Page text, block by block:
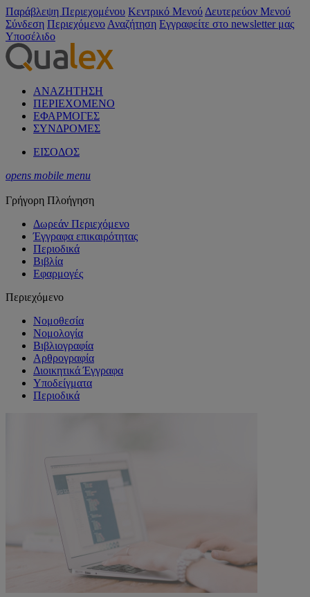
Παράβλεψη Περιεχομένου Κεντρικό Μενού Δευτερεύον Μενού
Σύνδεση Περιεχόμενο Αναζήτηση Εγγραφείτε στο newsletter μας
Υποσέλιδο
ΑΝΑΖΗΤΗΣΗ
ΠΕΡΙΕΧΟΜΕΝΟ
ΕΦΑΡΜΟΓΕΣ
ΣΥΝΔΡΟΜΕΣ
ΕΙΣΟΔΟΣ
opens mobile menu
Γρήγορη Πλοήγηση
Δωρεάν Περιεχόμενο
Έγγραφα επικαιρότητας
Περιοδικά
Βιβλία
Εφαρμογές
Περιεχόμενο
Νομοθεσία
Νομολογία
Βιβλιογραφία
Αρθρογραφία
Διοικητικά Έγγραφα
Υποδείγματα
Περιοδικά